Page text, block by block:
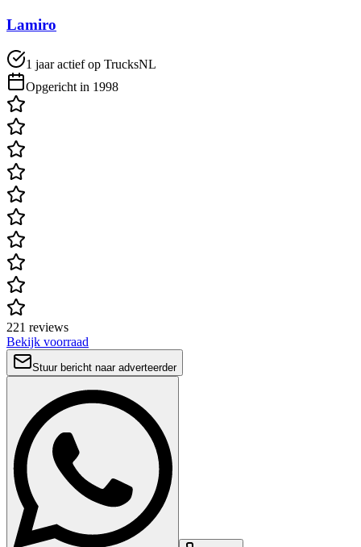
Lamiro
1 jaar actief op TrucksNL
Opgericht in 1998
221 reviews
Bekijk voorraad
Stuur bericht naar adverteerder